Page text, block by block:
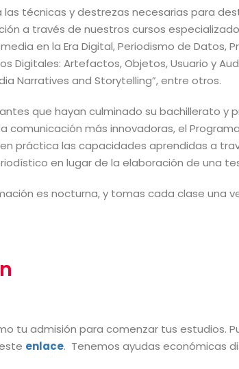
las técnicas y destrezas necesarias para
a través de nuestros cursos
en la Era Digital, Periodismo de Datos,
Digitales: Artefactos, Objetos, Usuario y
Narratives and Storytelling”, entre otros.
que hayan culminado su bachillerato y
comunicación más innovadoras, el
práctica las capacidades aprendidas a
en lugar de la elaboración de una
es nocturna, y tomas cada clase una
tu admisión para comenzar tus estudios.
enlace. Tenemos ayudas económicas